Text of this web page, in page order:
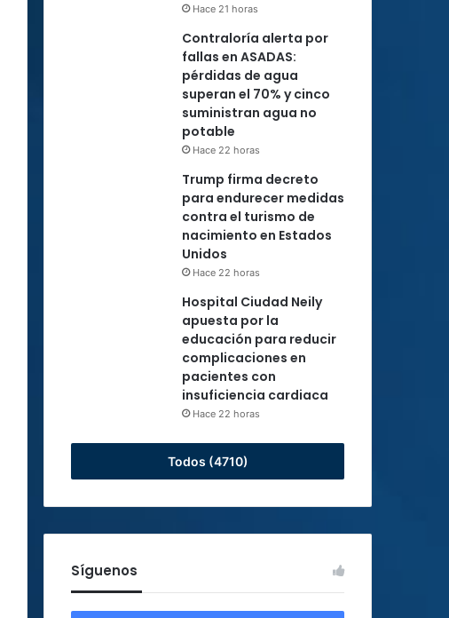
Hace 21 horas
Contraloría alerta por
fallas en ASADAS:
pérdidas de agua
superan el 70% y cinco
suministran agua no
potable
Hace 22 horas
Trump firma decreto
para endurecer medidas
contra el turismo de
nacimiento en Estados
Unidos
Hace 22 horas
Hospital Ciudad Neily
apuesta por la
educación para reducir
complicaciones en
pacientes con
insuficiencia cardiaca
Hace 22 horas
Todos (4710)
Síguenos